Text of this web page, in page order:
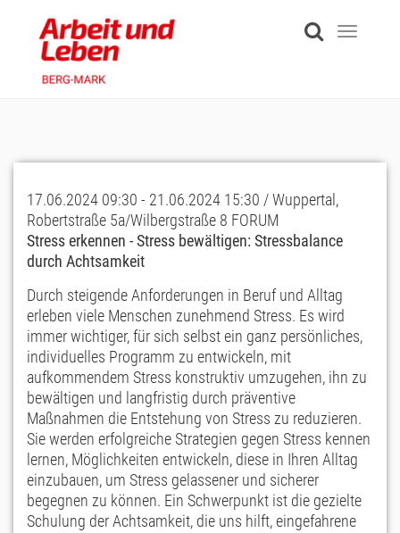
content
Toggle
17.06.2024 09:30 - 21.06.2024 15:30 / Wuppertal,
Robertstraße 5a/Wilbergstraße 8 FORUM
Stress erkennen - Stress bewältigen: Stressbalance
durch Achtsamkeit
Durch steigende Anforderungen in Beruf und Alltag
erleben viele Menschen zunehmend Stress. Es wird
immer wichtiger, für sich selbst ein ganz persönliches,
individuelles Programm zu entwickeln, mit
aufkommendem Stress konstruktiv umzugehen, ihn zu
bewältigen und langfristig durch präventive
Maßnahmen die Entstehung von Stress zu reduzieren.
Sie werden erfolgreiche Strategien gegen Stress kennen
lernen, Möglichkeiten entwickeln, diese in Ihren Alltag
einzubauen, um Stress gelassener und sicherer
begegnen zu können. Ein Schwerpunkt ist die gezielte
Schulung der Achtsamkeit, die uns hilft, eingefahrene